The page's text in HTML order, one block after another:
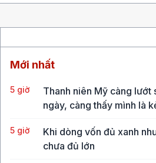
Mới nhất
5 giờ
Thanh niên Mỹ càng lướt
ngày, càng thấy mình là
5 giờ
Khi dòng vốn đủ xanh
chưa đủ lớn